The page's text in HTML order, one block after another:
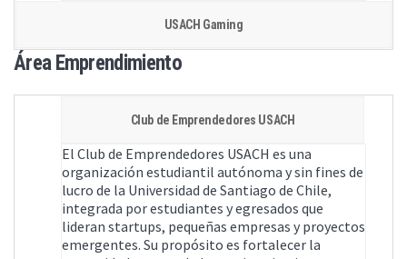
USACH Gaming
Área Emprendimiento
Club de Emprendedores USACH
El Club de Emprendedores USACH es una
organización estudiantil autónoma y sin fines de
lucro de la Universidad de Santiago de Chile,
integrada por estudiantes y egresados que
lideran startups, pequeñas empresas y proyectos
emergentes. Su propósito es fortalecer la